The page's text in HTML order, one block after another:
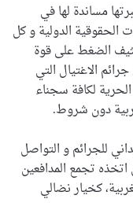
مساندة لها في
الحقوقية الدولية و كل
الضغط على قوة
الاغتيال التي
لكافة سجناء
دون شروط.
للجرائم و التواصل
تجمع المدافعين
كخيار نضالي